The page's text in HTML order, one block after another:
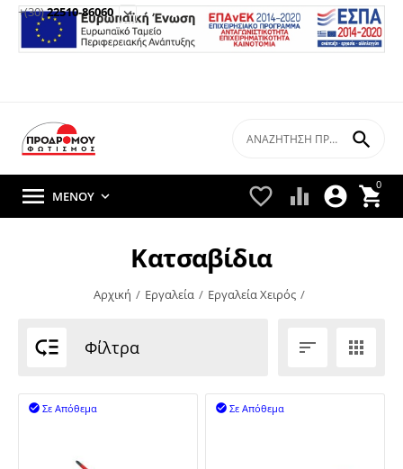
+(30)22510-86060 
0


 

 ΜΕΝΟΎ 
Κατσαβίδια
Αρχική / Εργαλεία / Εργαλεία Χειρός /
 Φίλτρα  
Σε Απόθεμα
 Σε Απόθεμα
